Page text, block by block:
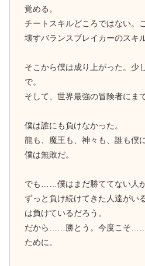
覚める。
チートスキルどころではない。
壊すバランスブレイカーのスキ
そこから僕は成り上がった。少
で。
そして、世界最強の冒険者にま
僕は誰にも負けなかった。
龍も、魔王も、神々も、誰も僕
僕は無敗だ。
でも……僕はまだ勝ててない人が
ずっと負け続けてきた人達がい
は負けているだろう。
だから……勝とう。今度こそ……
ために。